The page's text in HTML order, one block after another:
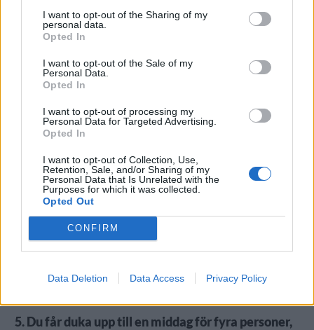
I want to opt-out of the Sharing of my
personal data.
Opted In
I want to opt-out of the Sale of my
Personal Data.
Opted In
I want to opt-out of processing my
Personal Data for Targeted Advertising.
Opted In
I want to opt-out of Collection, Use,
Retention, Sale, and/or Sharing of my
Personal Data that Is Unrelated with the
Purposes for which it was collected.
Opted Out
CONFIRM
Data Deletion Data Access Privacy Policy
4. Frågan om gårdsförsäljning ska utredas av
kommer att införas i Sverige?
5. Du får duka upp till en middag för fyra personer,